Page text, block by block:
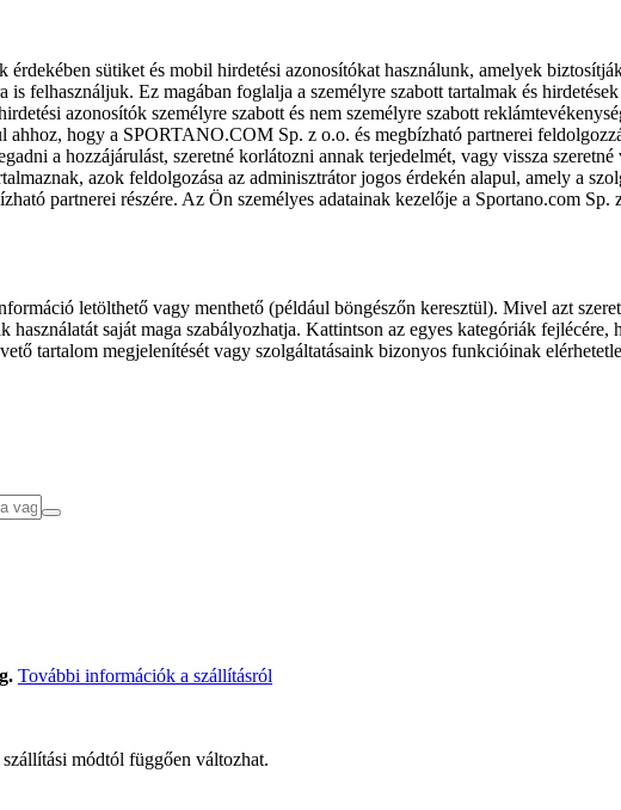
sütiket és mobil hirdetési azonosítókat használunk, amelyek
is felhasználjuk. Ez magában foglalja a személyre szabott tartalmak és
azonosítók személyre szabott és nem személyre szabott
hogy a SPORTANO.COM Sp. z o.o. és megbízható partnerei
a hozzájárulást, szeretné korlátozni annak terjedelmét, vagy vissza
azok feldolgozása az adminisztrátor jogos érdekén alapul, amely a
partnerei részére. Az Ön személyes adatainak kezelője a Sportano.com Sp.
letölthető vagy menthető (például böngészőn keresztül). Mivel azt
saját maga szabályozhatja. Kattintson az egyes kategóriák fejlécére,
tartalom megjelenítését vagy szolgáltatásaink bizonyos funkcióinak
További információk a szállításról
módtól függően változhat.